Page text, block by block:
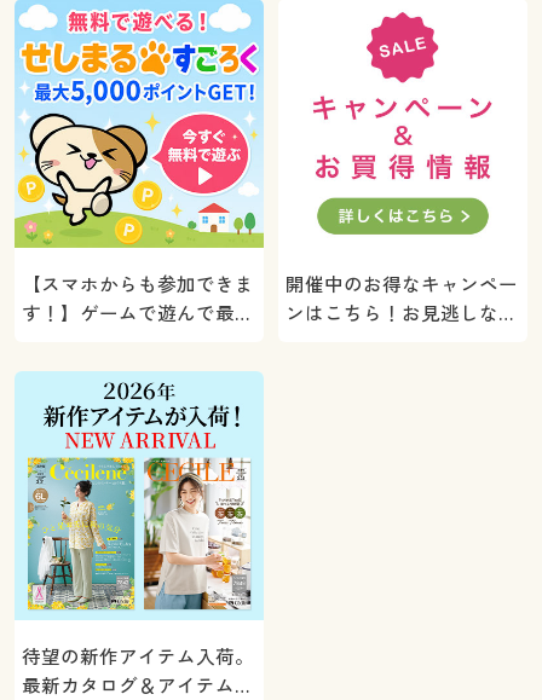
【スマホからも参加できま
す！】ゲームで遊んで最大
ト！
開催中のお得なキャンペー
ンはこちら！お見逃しな
待望の新作アイテム入荷。
最新カタログ＆アイテムを